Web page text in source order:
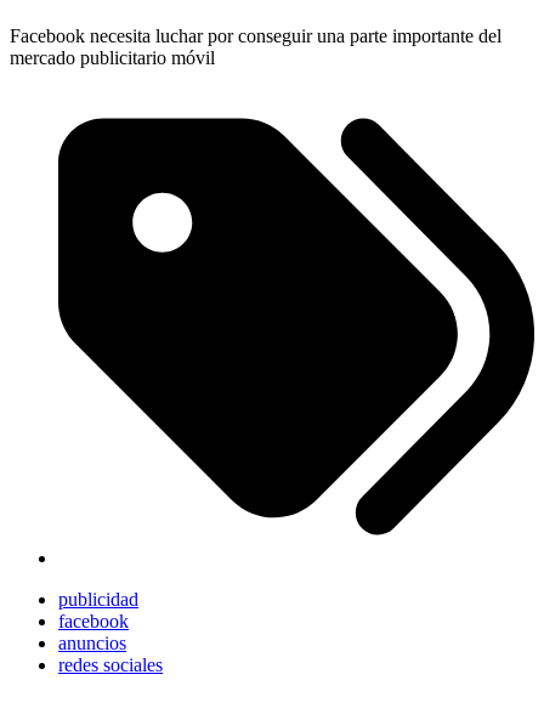
Facebook necesita luchar por conseguir una parte importante del
mercado publicitario móvil
publicidad
facebook
anuncios
redes sociales